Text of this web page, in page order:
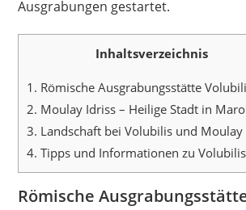
Ausgrabungen gestartet.
Inhaltsverzeichnis
1. Römische Ausgrabungsstätte
2. Moulay Idriss – Heilige Stadt in
3. Landschaft bei Volubilis und Moulay
4. Tipps und Informationen zu Volubilis
Römische